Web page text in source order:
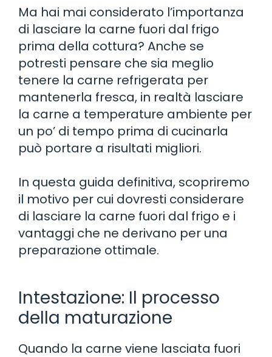
Ma hai mai considerato l’importanza
di lasciare la carne fuori dal frigo
prima della cottura? Anche se
potresti pensare che sia meglio
tenere la carne refrigerata per
mantenerla fresca, in realtà lasciare
la carne a temperature ambiente per
un po’ di tempo prima di cucinarla
può portare a risultati migliori.
In questa guida definitiva, scopriremo
il motivo per cui dovresti considerare
di lasciare la carne fuori dal frigo e i
vantaggi che ne derivano per una
preparazione ottimale.
Intestazione: Il processo
della maturazione
Quando la carne viene lasciata fuori